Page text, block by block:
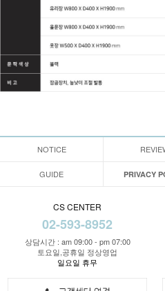
NOTICE
GUIDE PRIVACY
CS CENTER
02-593-8952
상담시간 : am 09:00 - pm 07:00
토요일,공휴일 정상영업
일요일 휴무